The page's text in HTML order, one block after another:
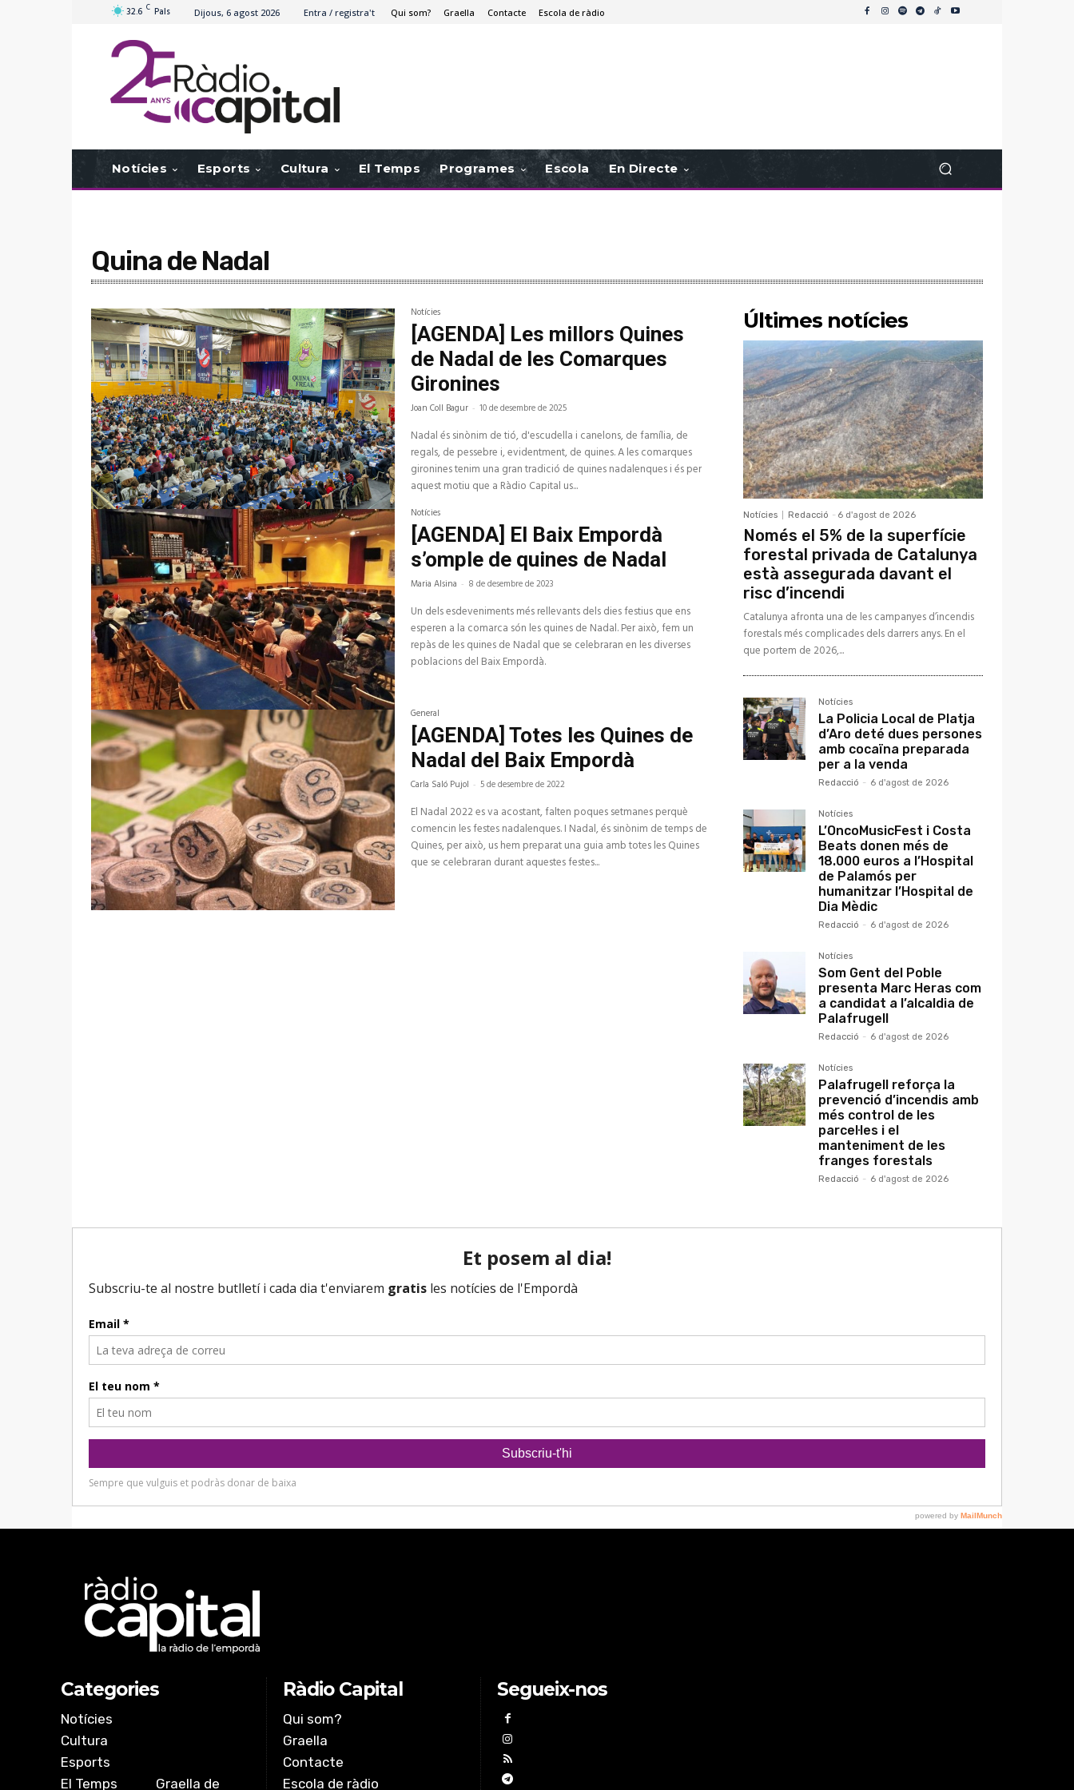
32.6 C Pals Dijous, 6 agost 2026 Entra / registra't Qui som? Graella Contacte Escola de ràdio
Notícies Esports Cultura El Temps Programes Escola En Directe
Quina de Nadal
Notícies
[AGENDA] Les millors Quines
de Nadal de les Comarques
Gironines
Joan Coll Bagur - 10 de desembre de 2025
Nadal és sinònim de tió, d'escudella i canelons, de família, de
regals, de pessebre i, evidentment, de quines. A les comarques
gironines tenim una gran tradició de quines nadalenques i és per
aquest motiu que a Ràdio Capital us...
Notícies
[AGENDA] El Baix Empordà
s’omple de quines de Nadal
Maria Alsina - 8 de desembre de 2023
Un dels esdeveniments més rellevants dels dies festius que ens
esperen a la comarca són les quines de Nadal. Per això, fem un
repàs de les quines de Nadal que se celebraran en les diverses
poblacions del Baix Empordà.
General
[AGENDA] Totes les Quines de
Nadal del Baix Empordà
Carla Saló Pujol - 5 de desembre de 2022
El Nadal 2022 es va acostant, falten poques setmanes perquè
comencin les festes nadalenques. I Nadal, és sinònim de temps de
Quines, per això, us hem preparat una guia amb totes les Quines
que se celebraran durant aquestes festes...
Últimes notícies
Notícies Redacció - 6 d'agost de 2026
Només el 5% de la superfície
forestal privada de Catalunya
està assegurada davant el
risc d’incendi
Catalunya afronta una de les campanyes d’incendis
forestals més complicades dels darrers anys. En el
que portem de 2026,...
Notícies
La Policia Local de Platja
d’Aro deté dues persones
amb cocaïna preparada
per a la venda
Redacció - 6 d'agost de 2026
Notícies
L’OncoMusicFest i Costa
Beats donen més de
18.000 euros a l’Hospital
de Palamós per
humanitzar l’Hospital de
Dia Mèdic
Redacció - 6 d'agost de 2026
Notícies
Som Gent del Poble
presenta Marc Heras com
a candidat a l’alcaldia de
Palafrugell
Redacció - 6 d'agost de 2026
Notícies
Palafrugell reforça la
prevenció d’incendis amb
més control de les
parcel·les i el
manteniment de les
franges forestals
Redacció - 6 d'agost de 2026
Categories
Notícies
Cultura
Esports
El Temps
Graella de
Ràdio Capital
Qui som?
Graella
Contacte
Escola de ràdio
Segueix-nos